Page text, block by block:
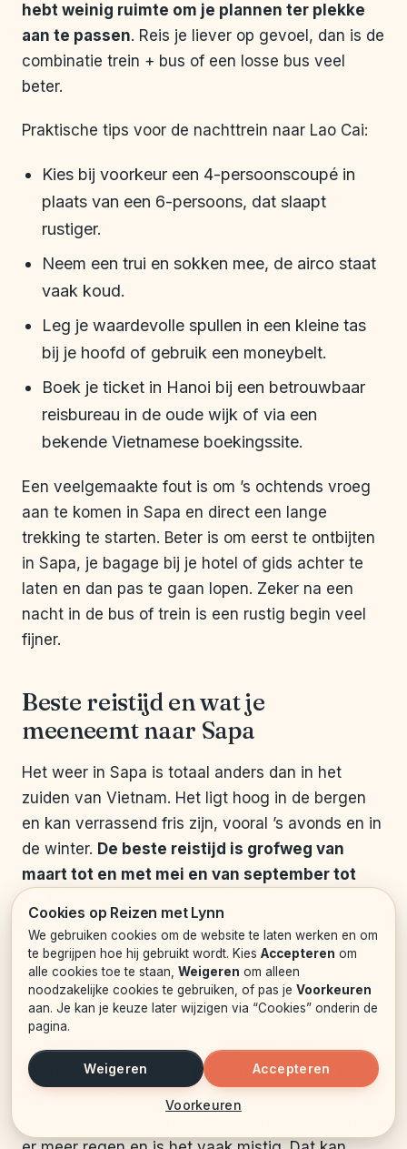
hebt weinig ruimte om je plannen ter plekke
aan te passen. Reis je liever op gevoel, dan is de
combinatie trein + bus of een losse bus veel
beter.
Praktische tips voor de nachttrein naar Lao Cai:
Kies bij voorkeur een 4-persoonscoupé in
plaats van een 6-persoons, dat slaapt
rustiger.
Neem een trui en sokken mee, de airco staat
vaak koud.
Leg je waardevolle spullen in een kleine tas
bij je hoofd of gebruik een moneybelt.
Boek je ticket in Hanoi bij een betrouwbaar
reisbureau in de oude wijk of via een
bekende Vietnamese boekingssite.
Een veelgemaakte fout is om ’s ochtends vroeg
aan te komen in Sapa en direct een lange
trekking te starten. Beter is om eerst te ontbijten
in Sapa, je bagage bij je hotel of gids achter te
laten en dan pas te gaan lopen. Zeker na een
nacht in de bus of trein is een rustig begin veel
fijner.
Beste reistijd en wat je
meeneemt naar Sapa
Het weer in Sapa is totaal anders dan in het
zuiden van Vietnam. Het ligt hoog in de bergen
en kan verrassend fris zijn, vooral ’s avonds en in
de winter. De beste reistijd is grofweg van
maart tot en met mei en van september tot
meestal stabiel, met zonnige dagen en koele
nachten.
Van september tot begin oktober zijn de
rijstterrassen op hun mooist. De velden staan vol
en kleuren langzaam van frisgroen naar
goudgeel. Reis je vooral voor de uitzichten en
foto’s, plan Sapa dan in deze periode. In juli en
Cookies op Reizen met Lynn
We gebruiken cookies om de website te laten werken en om
te begrijpen hoe hij gebruikt wordt. Kies Accepteren om
alle cookies toe te staan, Weigeren om alleen
noodzakelijke cookies te gebruiken, of pas je Voorkeuren
aan. Je kan je keuze later wijzigen via “Cookies” onderin de
pagina.
Weigeren
Voorkeuren
Accepteren